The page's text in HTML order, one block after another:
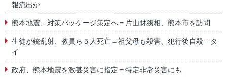
報流出か
熊本地震、対策パッケージ策定へ＝片山財務相、熊本市を訪問
生徒が銃乱射、教員ら５人死亡＝祖父母も殺害、犯行後自殺―タ
イ
政府、熊本地震を激甚災害に指定＝特定非常災害にも